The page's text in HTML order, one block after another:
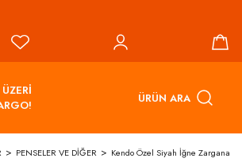
ÜRÜN ARA
PENSELER VE DİĞER Kendo Özel Siyah İğne Zargana